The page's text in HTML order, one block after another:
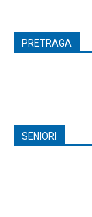
PRETRAGA
SENIORI